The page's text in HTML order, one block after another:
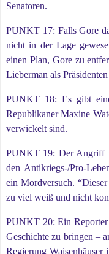
Senatoren.
PUNKT 17: Falls Gore
nicht in der Lage
einen Plan, Gore zu
Lieberman als
PUNKT 18: Es gibt
Republikaner Maxine
verwickelt sind.
PUNKT 19: Der Angriff
den Antikriegs-/Pro-
ein Mordversuch.
zu viel weiß und nicht
PUNKT 20: Ein Reporter
Geschichte zu bringen –
Regierung